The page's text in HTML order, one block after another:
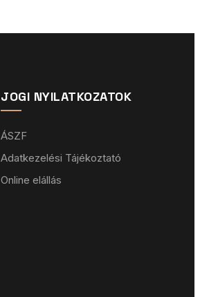
JOGI NYILATKOZATOK
ÁSZF
Adatkezelési Tájékoztató
Online elállás